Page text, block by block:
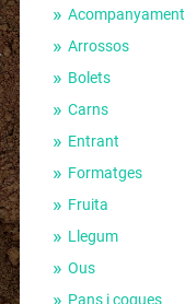
Acompanyament
Arrossos
Bolets
Carns
Entrant
Formatges
Fruita
Llegum
Ous
Pans i coques